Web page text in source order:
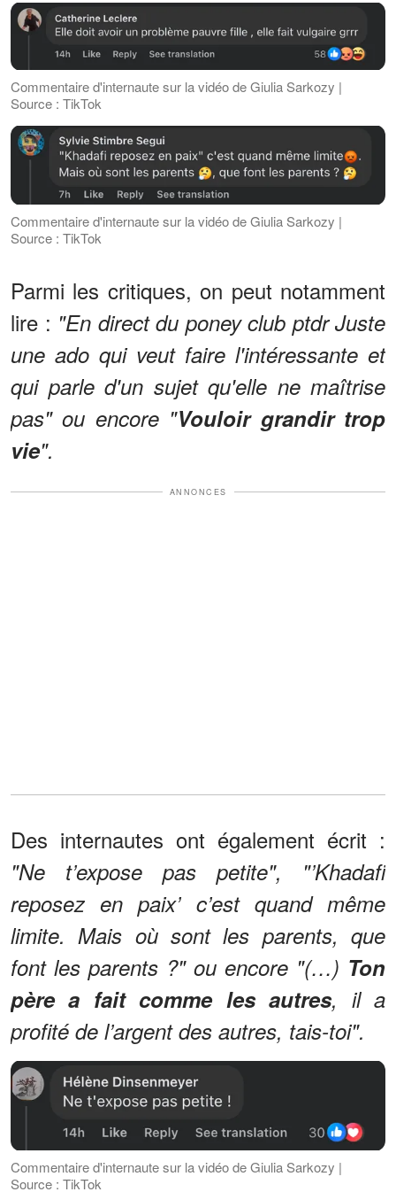
Commentaire d'internaute sur la vidéo de Giulia Sarkozy |
Source : TikTok
Commentaire d'internaute sur la vidéo de Giulia Sarkozy |
Source : TikTok
Parmi les critiques, on peut notamment
lire : "En direct du poney club ptdr Juste
une ado qui veut faire l'intéressante et
qui parle d'un sujet qu'elle ne maîtrise
pas" ou encore "Vouloir grandir trop
vie".
ANNONCES
Des internautes ont également écrit :
"Ne t’expose pas petite", "’Khadafi
reposez en paix’ c’est quand même
limite. Mais où sont les parents, que
font les parents ?" ou encore "(…) Ton
père a fait comme les autres, il a
profité de l’argent des autres, tais-toi".
Commentaire d'internaute sur la vidéo de Giulia Sarkozy |
Source : TikTok